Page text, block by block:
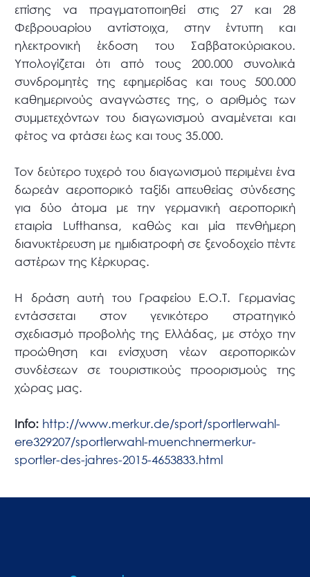
επίσης να πραγματοποιηθεί στις 27 και 28
Φεβρουαρίου αντίστοιχα, στην έντυπη και
ηλεκτρονική έκδοση του Σαββατοκύριακου.
Υπολογίζεται ότι από τους 200.000 συνολικά
συνδρομητές της εφημερίδας και τους 500.000
καθημερινούς αναγνώστες της, ο αριθμός των
συμμετεχόντων του διαγωνισμού αναμένεται και
φέτος να φτάσει έως και τους 35.000.
Τον δεύτερο τυχερό του διαγωνισμού περιμένει ένα
δωρεάν αεροπορικό ταξίδι απευθείας σύνδεσης
για δύο άτομα με την γερμανική αεροπορική
εταιρία Lufthansa, καθώς και μία πενθήμερη
διανυκτέρευση με ημιδιατροφή σε ξενοδοχείο πέντε
αστέρων της Κέρκυρας.
Η δράση αυτή του Γραφείου Ε.Ο.Τ. Γερμανίας
εντάσσεται στον γενικότερο στρατηγικό
σχεδιασμό προβολής της Ελλάδας, με στόχο την
προώθηση και ενίσχυση νέων αεροπορικών
συνδέσεων σε τουριστικούς προορισμούς της
χώρας μας.
Info: http://www.merkur.de/sport/sportlerwahl-
ere329207/sportlerwahl-muenchnermerkur-
sportler-des-jahres-2015-4653833.html